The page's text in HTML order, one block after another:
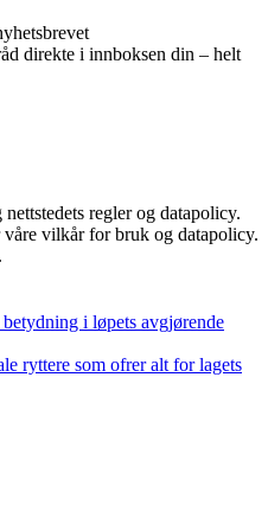
direkte i innboksen din – helt
regler og datapolicy.
vilkår for bruk og datapolicy.
i løpets avgjørende
ryttere som ofrer alt for lagets